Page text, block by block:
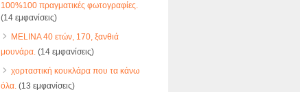
100%100 πραγματικές φωτογραφίες.
(14 εμφανίσεις)
MELINA 40 ετών, 170, ξανθιά
μουνάρα.(14 εμφανίσεις)
χορταστική κουκλάρα που τα κάνω
όλα.(13 εμφανίσεις)